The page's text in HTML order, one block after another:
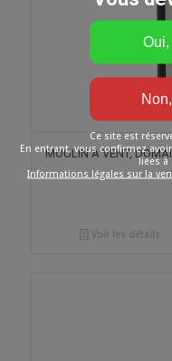
MOULIN A VENT,
Voir les détails
Ce site est
En entrant, vous confirmez
liées à
Informations légales sur la